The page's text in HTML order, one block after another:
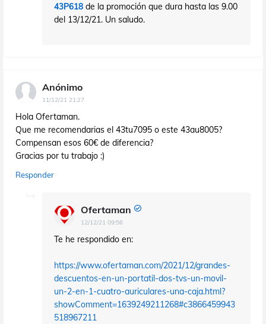
43P618 de la promoción que dura hasta las 9.00
del 13/12/21. Un saludo.
Anónimo
11/12/21 21:27
Hola Ofertaman.
Que me recomendarias el 43tu7095 o este 43au8005?
Compensan esos 60€ de diferencia?
Gracias por tu trabajo :)
Responder
Ofertaman
12/12/21 09:56
Te he respondido en:
https://www.ofertaman.com/2021/12/grandes-
descuentos-en-un-portatil-dos-tvs-un-movil-
un-2-en-1-cuatro-auriculares-una-caja.html?
showComment=1639249211268#c3866459943
518967211